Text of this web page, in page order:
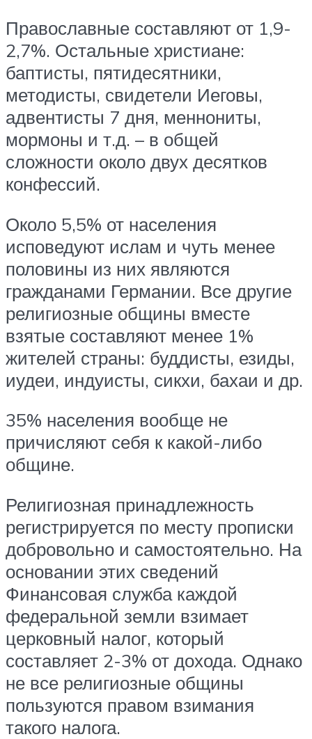
Православные составляют от 1,9-
2,7%. Остальные христиане:
баптисты, пятидесятники,
методисты, свидетели Иеговы,
адвентисты 7 дня, меннониты,
мормоны и т.д. – в общей
сложности около двух десятков
конфессий.
Около 5,5% от населения
исповедуют ислам и чуть менее
половины из них являются
гражданами Германии. Все другие
религиозные общины вместе
взятые составляют менее 1%
жителей страны: буддисты, езиды,
иудеи, индуисты, сикхи, бахаи и др.
35% населения вообще не
причисляют себя к какой-либо
общине.
Религиозная принадлежность
регистрируется по месту прописки
добровольно и самостоятельно. На
основании этих сведений
Финансовая служба каждой
федеральной земли взимает
церковный налог, который
составляет 2-3% от дохода. Однако
не все религиозные общины
пользуются правом взимания
такого налога.